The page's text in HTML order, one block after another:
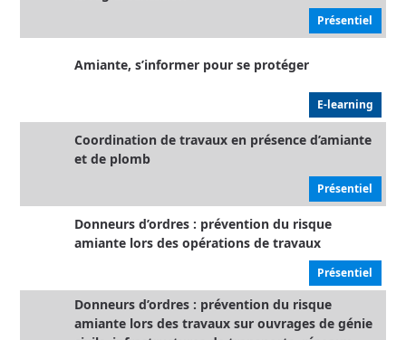
Présentiel
Amiante, s’informer pour se protéger
E-learning
Coordination de travaux en présence d’amiante
et de plomb
Présentiel
Donneurs d’ordres : prévention du risque
amiante lors des opérations de travaux
Présentiel
Donneurs d’ordres : prévention du risque
amiante lors des travaux sur ouvrages de génie